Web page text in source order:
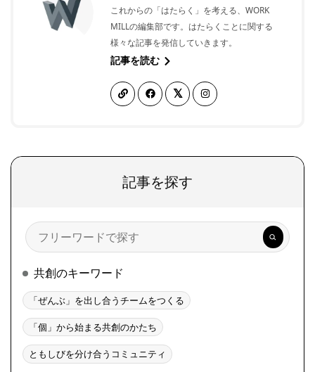
これからの「はたらく」を考える、WORK
MILLの編集部です。はたらくことに関する
様々な記事を発信していきます。
記事を読む
記事を探す
検
索
共創のキーワード
「ぜんぶ」を出し合うチームをつくる
「個」から始まる共創のかたち
ともしびを分け合うコミュニティ